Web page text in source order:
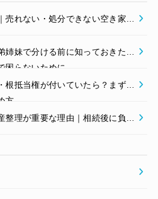
れない・処分できない空き家の
妹で分ける前に知っておきたい
困らないために
抵当権が付いていたら？まず確
方
理が重要な理由｜相続後に負動